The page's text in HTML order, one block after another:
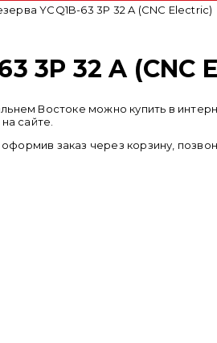
YCQ1B-63 3P 32 A (CNC Electric)
3P 32 A (CNC
Востоке можно купить в
сайте.
заказ через корзину,